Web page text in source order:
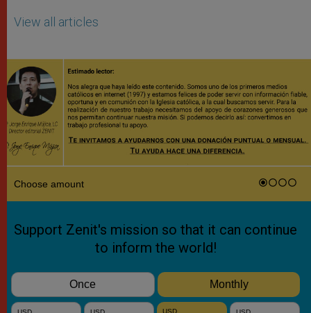
View all articles